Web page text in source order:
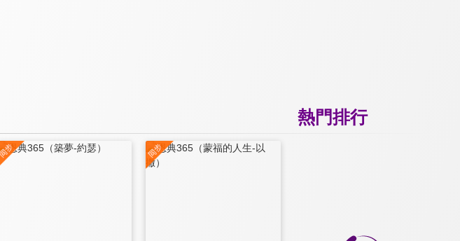
熱門排行